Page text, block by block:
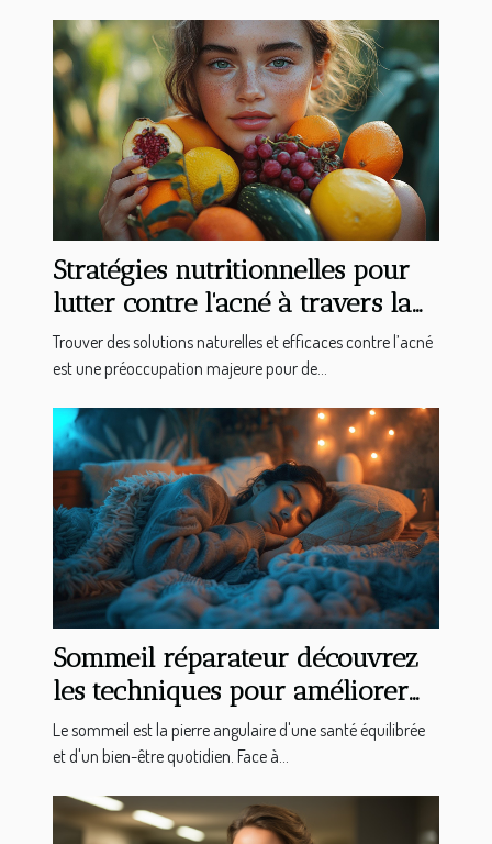
Stratégies nutritionnelles pour
lutter contre l'acné à travers la
micronutrition
Trouver des solutions naturelles et efficaces contre l’acné
est une préoccupation majeure pour de...
Sommeil réparateur découvrez
les techniques pour améliorer
vos nuits
Le sommeil est la pierre angulaire d'une santé équilibrée
et d'un bien-être quotidien. Face à...